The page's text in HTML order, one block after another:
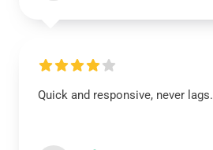
Quick and responsive, never lags.